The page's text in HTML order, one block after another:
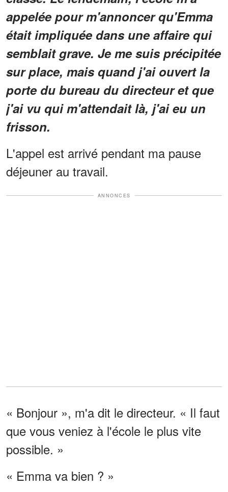
appelée pour m'annoncer qu'Emma
était impliquée dans une affaire qui
semblait grave. Je me suis précipitée
sur place, mais quand j'ai ouvert la
porte du bureau du directeur et que
j'ai vu qui m'attendait là, j'ai eu un
frisson.
L'appel est arrivé pendant ma pause
déjeuner au travail.
ANNONCES
« Bonjour », m'a dit le directeur. « Il faut
que vous veniez à l'école le plus vite
possible. »
« Emma va bien ? »